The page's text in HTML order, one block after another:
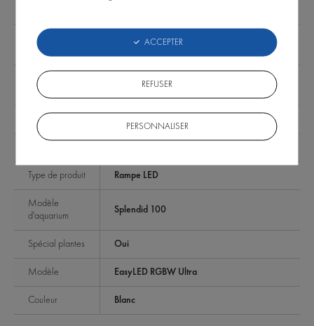
ACCEPTER
REFUSER
PERSONNALISER
Couleur du
spectre
Full Spectrum, RGB
Programmable
/ Dimmable
Oui : contrôleur en option
Optiques
Type de produit Rampe LED
Modèle
d'aquarium
Splendid 100
Spécial plantes Oui
Modèle EasyLED RGBW Ultra
Couleur Blanc